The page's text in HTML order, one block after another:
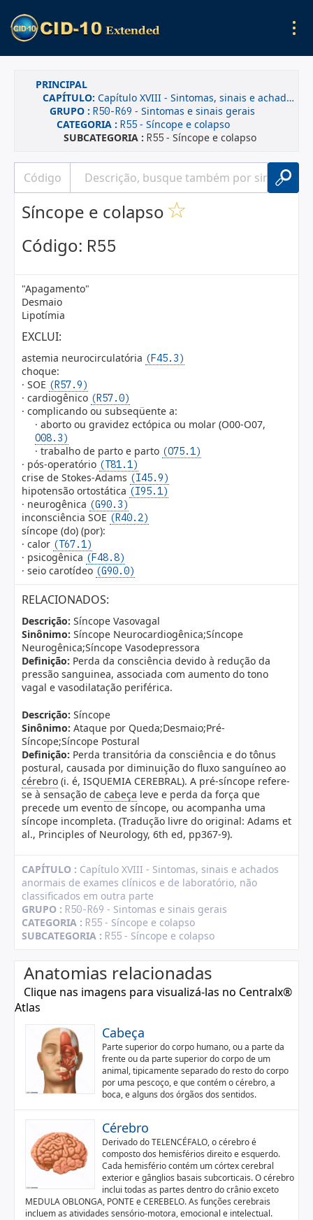
PRINCIPAL
CAPÍTULO: Capítulo XVIII - Sintomas, sinais e achados anormais de exames clínicos e de laboratório, não classificados em outra parte
GRUPO : R50-R69 - Sintomas e sinais gerais
CATEGORIA : R55 - Síncope e colapso
SUBCATEGORIA : R55 - Síncope e colapso
Síncope e colapso
Código: R55
"Apagamento"
Desmaio
Lipotímia
EXCLUI:
astemia neurocirculatória (F45.3)
choque:
· SOE (R57.9)
· cardiogênico (R57.0)
· complicando ou subseqüente a:
· aborto ou gravidez ectópica ou molar (O00-O07,
O08.3)
· trabalho de parto e parto (O75.1)
· pós-operatório (T81.1)
crise de Stokes-Adams (I45.9)
hipotensão ortostática (I95.1)
· neurogênica (G90.3)
inconsciência SOE (R40.2)
síncope (do) (por):
· calor (T67.1)
· psicogênica (F48.8)
· seio carotídeo (G90.0)
RELACIONADOS:
Descrição: Síncope Vasovagal
Sinônimo: Síncope Neurocardiogênica;Síncope
Neurogênica;Síncope Vasodepressora
Definição: Perda da consciência devido à redução da
pressão sanguinea, associada com aumento do tono
vagal e vasodilatação periférica.
Descrição: Síncope
Sinônimo: Ataque por Queda;Desmaio;Pré-
Síncope;Síncope Postural
Definição: Perda transitória da consciência e do tônus
postural, causada por diminuição do fluxo sanguíneo ao
cérebro (i. é, ISQUEMIA CEREBRAL). A pré-síncope refere-
se à sensação de cabeça leve e perda da força que
precede um evento de síncope, ou acompanha uma
síncope incompleta. (Tradução livre do original: Adams et
al., Principles of Neurology, 6th ed, pp367-9).
CAPÍTULO : Capítulo XVIII - Sintomas, sinais e achados
anormais de exames clínicos e de laboratório, não
classificados em outra parte
GRUPO : R50-R69 - Sintomas e sinais gerais
CATEGORIA : R55 - Síncope e colapso
SUBCATEGORIA : R55 - Síncope e colapso
Anatomias relacionadas
Clique nas imagens para visualizá-las no Centralx®
Atlas
Cabeça
Parte superior do corpo humano, ou a parte da
frente ou da parte superior do corpo de um
animal, tipicamente separado do resto do corpo
por uma pescoço, e que contém o cérebro, a
boca, e alguns dos órgãos dos sentidos.
Cérebro
Derivado do TELENCÉFALO, o cérebro é
composto dos hemisférios direito e esquerdo.
Cada hemisfério contém um córtex cerebral
exterior e gânglios basais subcorticais. O cérebro
inclui todas as partes dentro do crânio exceto
MEDULA OBLONGA, PONTE e CEREBELO. As funções cerebrais
incluem as atividades sensório-motora, emocional e intelectual.